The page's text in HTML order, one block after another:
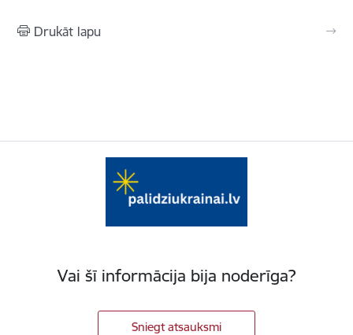
Drukāt lapu
Vai šī informācija bija noderīga?
Sniegt atsauksmi